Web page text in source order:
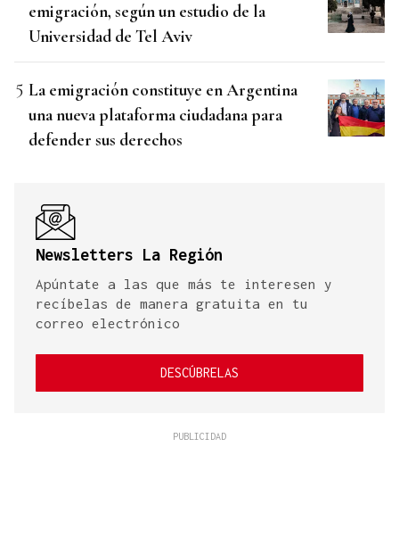
emigración, según un estudio de la
Universidad de Tel Aviv
La emigración constituye en Argentina
una nueva plataforma ciudadana para
defender sus derechos
Newsletters La Región
Apúntate a las que más te interesen y
recíbelas de manera gratuita en tu
correo electrónico
DESCÚBRELAS